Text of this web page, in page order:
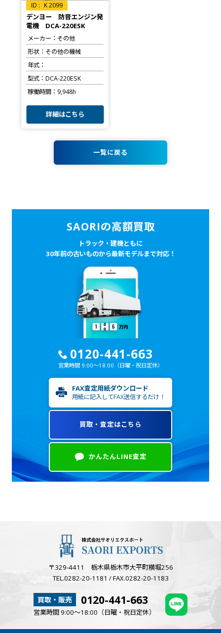
K 2099
デンヨー 防音エンジン発
電機 DCA-220ESK
メーカー
その他
形状
その他の機械
年式
型式
DCA-220ESK
稼働時間
9,948h
詳細はこちら
一覧に戻る
SAORIの高額買取
トラック・建機ともに
30年前の古いものから最新モデルまで対応！
0120-441-663
営業時間 9:00～18:00 （日曜・祝日定休）
FAX査定用紙ダウンロード
用紙に記入してFAX送信するだけ！
買取・査定はこちら
かんたんLINE査定
〒329-4411 栃木県栃木市大平町横堀256
TEL.0282-20-1181 / FAX.0282-20-1183
買取・販売 0120-441-663
営業時間 9:00～18:00（日曜・祝日定休）